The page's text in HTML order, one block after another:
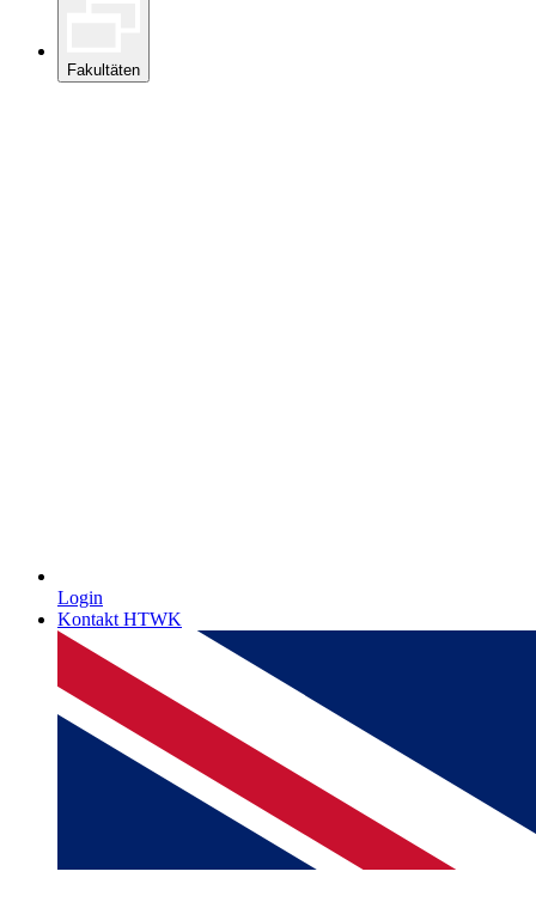
Fakultäten
Login
Kontakt HTWK